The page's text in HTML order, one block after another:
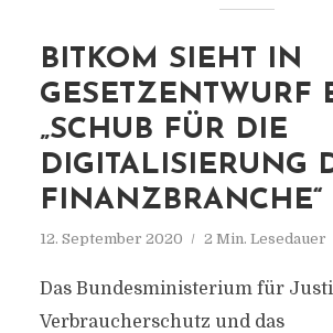
BITKOM SIEHT IN
GESETZENTWURF
„SCHUB FÜR DIE
DIGITALISIERUNG
FINANZBRANCHE“
12. September 2020 2 Min. Lesedauer
Das Bundesministerium für
Verbraucherschutz und das